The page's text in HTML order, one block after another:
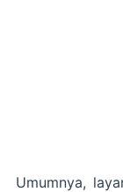
Umumnya,